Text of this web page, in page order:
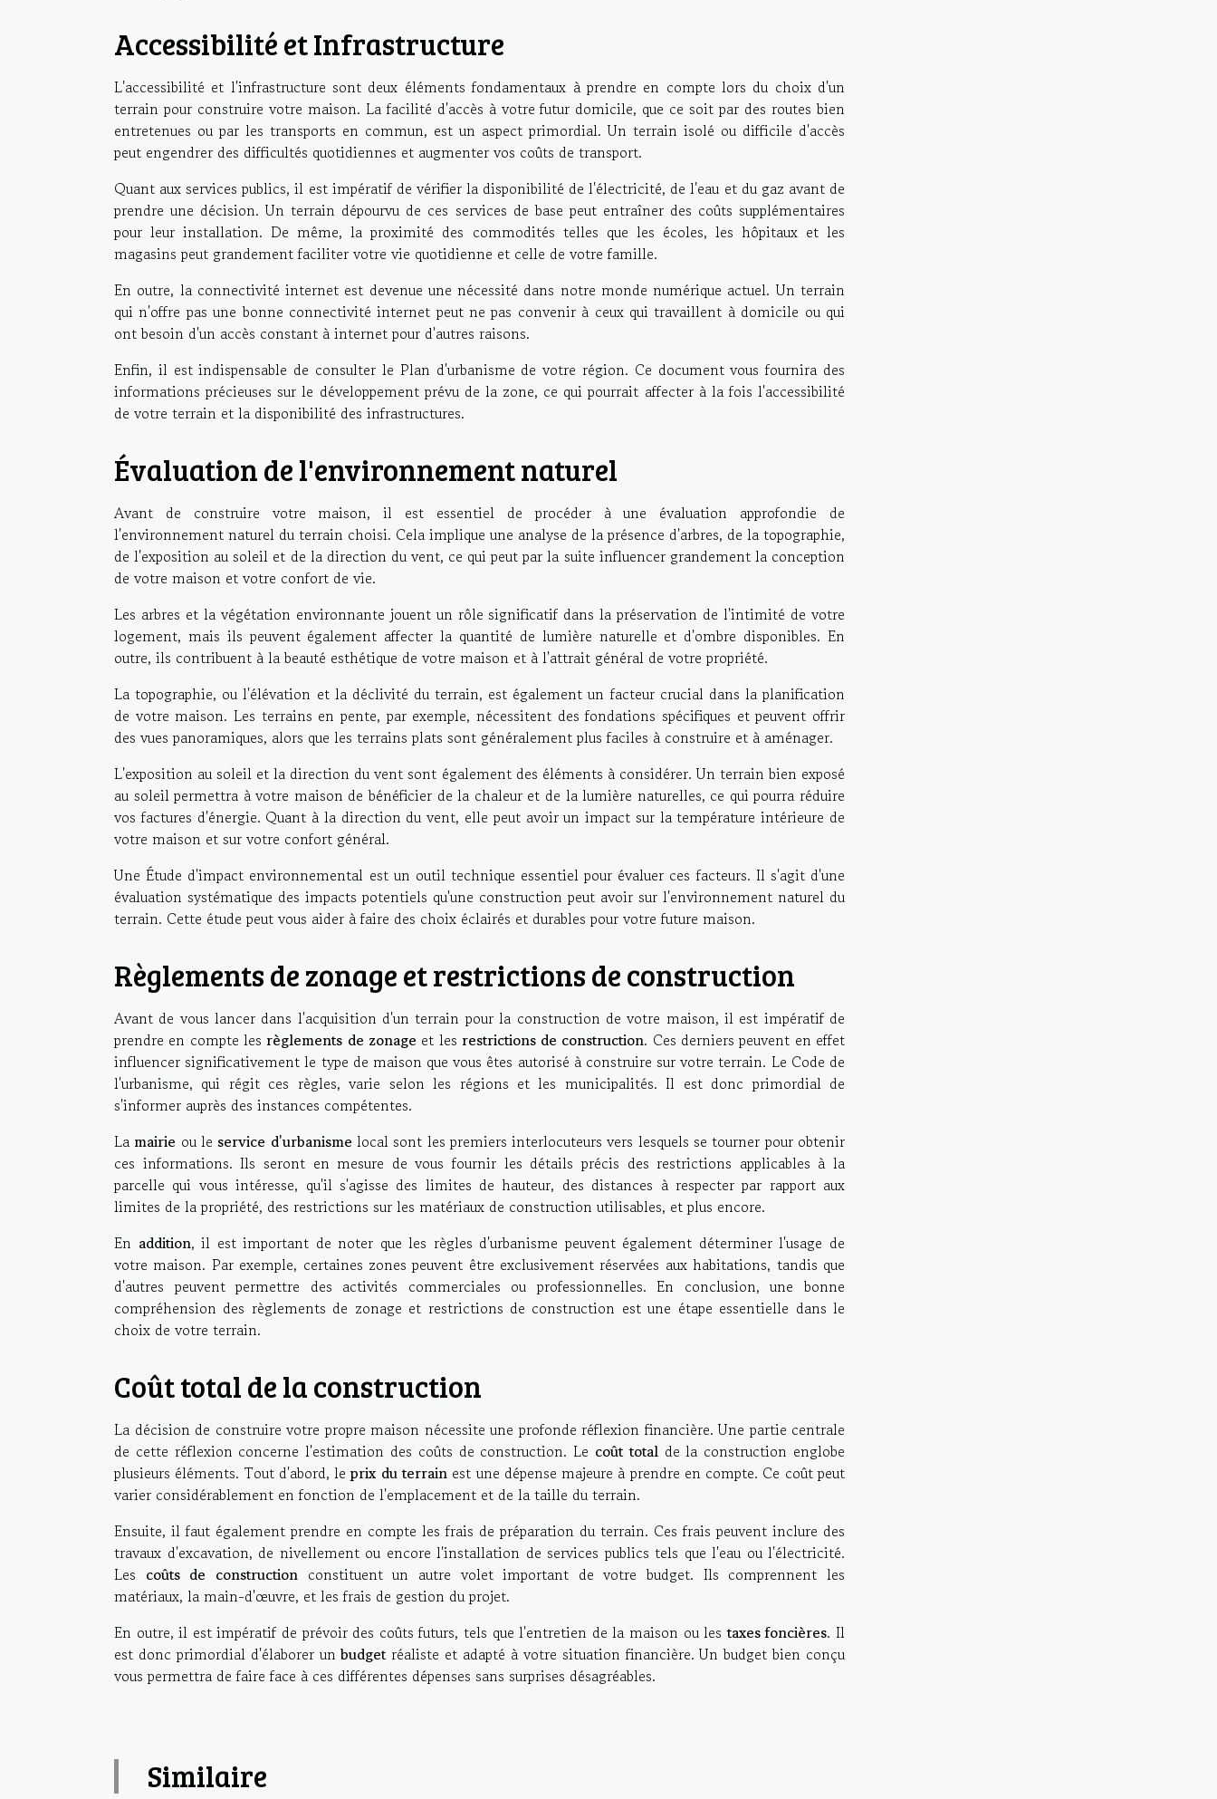
Accessibilité et Infrastructure
L'accessibilité et l'infrastructure sont deux éléments fondamentaux à prendre en compte lors du choix d'un
terrain pour construire votre maison. La facilité d'accès à votre futur domicile, que ce soit par des routes bien
entretenues ou par les transports en commun, est un aspect primordial. Un terrain isolé ou difficile d'accès
peut engendrer des difficultés quotidiennes et augmenter vos coûts de transport.
Quant aux services publics, il est impératif de vérifier la disponibilité de l'électricité, de l'eau et du gaz avant de
prendre une décision. Un terrain dépourvu de ces services de base peut entraîner des coûts supplémentaires
pour leur installation. De même, la proximité des commodités telles que les écoles, les hôpitaux et les
magasins peut grandement faciliter votre vie quotidienne et celle de votre famille.
En outre, la connectivité internet est devenue une nécessité dans notre monde numérique actuel. Un terrain
qui n'offre pas une bonne connectivité internet peut ne pas convenir à ceux qui travaillent à domicile ou qui
ont besoin d'un accès constant à internet pour d'autres raisons.
Enfin, il est indispensable de consulter le Plan d'urbanisme de votre région. Ce document vous fournira des
informations précieuses sur le développement prévu de la zone, ce qui pourrait affecter à la fois l'accessibilité
de votre terrain et la disponibilité des infrastructures.
Évaluation de l'environnement naturel
Avant de construire votre maison, il est essentiel de procéder à une évaluation approfondie de
l'environnement naturel du terrain choisi. Cela implique une analyse de la présence d'arbres, de la topographie,
de l'exposition au soleil et de la direction du vent, ce qui peut par la suite influencer grandement la conception
de votre maison et votre confort de vie.
Les arbres et la végétation environnante jouent un rôle significatif dans la préservation de l'intimité de votre
logement, mais ils peuvent également affecter la quantité de lumière naturelle et d'ombre disponibles. En
outre, ils contribuent à la beauté esthétique de votre maison et à l'attrait général de votre propriété.
La topographie, ou l'élévation et la déclivité du terrain, est également un facteur crucial dans la planification
de votre maison. Les terrains en pente, par exemple, nécessitent des fondations spécifiques et peuvent offrir
des vues panoramiques, alors que les terrains plats sont généralement plus faciles à construire et à aménager.
L'exposition au soleil et la direction du vent sont également des éléments à considérer. Un terrain bien exposé
au soleil permettra à votre maison de bénéficier de la chaleur et de la lumière naturelles, ce qui pourra réduire
vos factures d'énergie. Quant à la direction du vent, elle peut avoir un impact sur la température intérieure de
votre maison et sur votre confort général.
Une Étude d'impact environnemental est un outil technique essentiel pour évaluer ces facteurs. Il s'agit d'une
évaluation systématique des impacts potentiels qu'une construction peut avoir sur l'environnement naturel du
terrain. Cette étude peut vous aider à faire des choix éclairés et durables pour votre future maison.
Règlements de zonage et restrictions de construction
Avant de vous lancer dans l'acquisition d'un terrain pour la construction de votre maison, il est impératif de
prendre en compte les règlements de zonage et les restrictions de construction. Ces derniers peuvent en effet
influencer significativement le type de maison que vous êtes autorisé à construire sur votre terrain. Le Code de
l'urbanisme, qui régit ces règles, varie selon les régions et les municipalités. Il est donc primordial de
s'informer auprès des instances compétentes.
La mairie ou leservice d'urbanisme local sont les premiers interlocuteurs vers lesquels se tourner pour obtenir
ces informations. Ils seront en mesure de vous fournir les détails précis des restrictions applicables à la
parcelle qui vous intéresse, qu'il s'agisse des limites de hauteur, des distances à respecter par rapport aux
limites de la propriété, des restrictions sur les matériaux de construction utilisables, et plus encore.
En addition, il est important de noter que les règles d'urbanisme peuvent également déterminer l'usage de
votre maison. Par exemple, certaines zones peuvent être exclusivement réservées aux habitations, tandis que
d'autres peuvent permettre des activités commerciales ou professionnelles. En conclusion, une bonne
compréhension des règlements de zonage et restrictions de construction est une étape essentielle dans le
choix de votre terrain.
Coût total de la construction
La décision de construire votre propre maison nécessite une profonde réflexion financière. Une partie centrale
de cette réflexion concerne l'estimation des coûts de construction. Le coût totalde la construction englobe
plusieurs éléments. Tout d'abord, leprix du terrainest une dépense majeure à prendre en compte. Ce coût peut
varier considérablement en fonction de l'emplacement et de la taille du terrain.
Ensuite, il faut également prendre en compte les frais de préparation du terrain. Ces frais peuvent inclure des
travaux d'excavation, de nivellement ou encore l'installation de services publics tels que l'eau ou l'électricité.
Les coûts de constructionconstituent un autre volet important de votre budget. Ils comprennent les
matériaux, la main-d'œuvre, et les frais de gestion du projet.
En outre, il est impératif de prévoir des coûts futurs, tels que l'entretien de la maison ou lestaxes foncières. Il
est donc primordial d'élaborer unbudgetréaliste et adapté à votre situation financière. Un budget bien conçu
vous permettra de faire face à ces différentes dépenses sans surprises désagréables.
Similaire